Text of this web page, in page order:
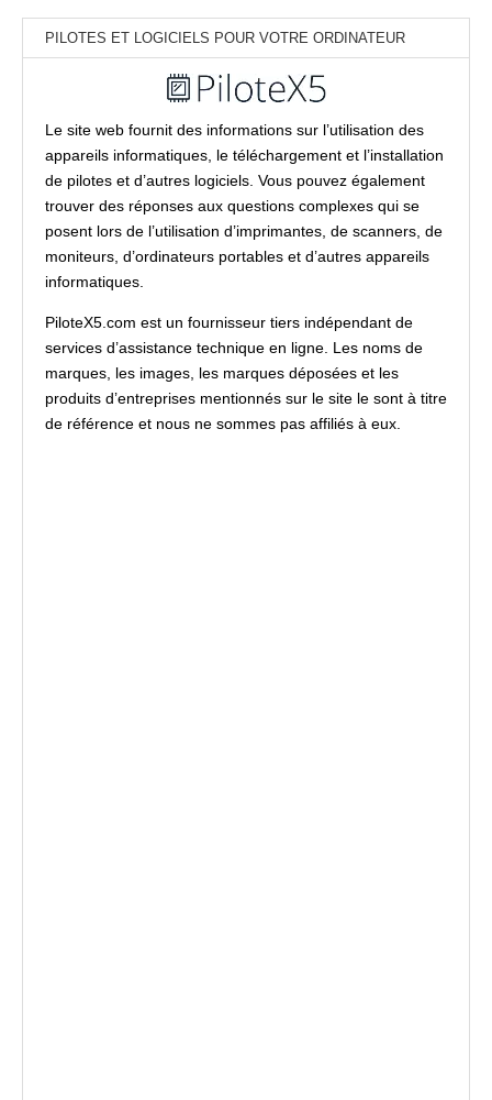
PILOTES ET LOGICIELS POUR VOTRE ORDINATEUR
Le site web fournit des informations sur l’utilisation des
appareils informatiques, le téléchargement et l’installation
de pilotes et d’autres logiciels. Vous pouvez également
trouver des réponses aux questions complexes qui se
posent lors de l’utilisation d’imprimantes, de scanners, de
moniteurs, d’ordinateurs portables et d’autres appareils
informatiques.
PiloteX5.com est un fournisseur tiers indépendant de
services d’assistance technique en ligne. Les noms de
marques, les images, les marques déposées et les
produits d’entreprises mentionnés sur le site le sont à titre
de référence et nous ne sommes pas affiliés à eux.